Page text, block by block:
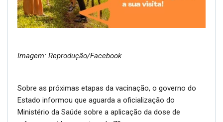
Imagem: Reprodução/Facebook
Sobre as próximas etapas da vacinação, o governo do
Estado informou que aguarda a oficialização do
Ministério da Saúde sobre a aplicação da dose de